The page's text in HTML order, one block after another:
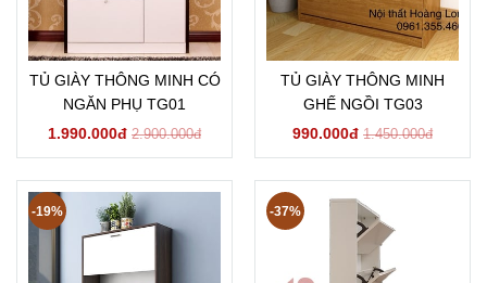
TỦ GIÀY THÔNG MINH CÓ
NGĂN PHỤ TG01
1.990.000đ 2.900.000đ
TỦ GIÀY THÔNG MINH
GHẾ NGỒI TG03
990.000đ 1.450.000đ
-19% -37%